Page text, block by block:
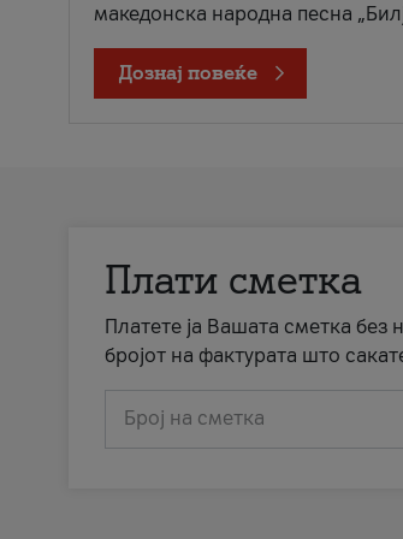
македонска народна песна
Дознај повеќе
Плати сметка
Платете ја Вашата сметка без
бројот на фактурата што
Број на сметка